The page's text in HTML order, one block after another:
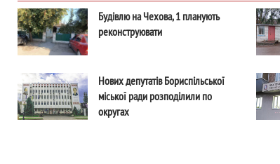
Будівлю на Чехова, 1 планують
реконструювати
Нових депутатів Бориспільської
міської ради розподілили по
округах